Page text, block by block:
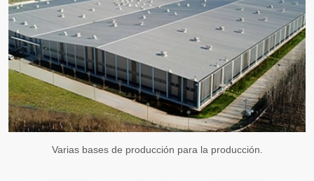
Varias bases de producción para la producción.